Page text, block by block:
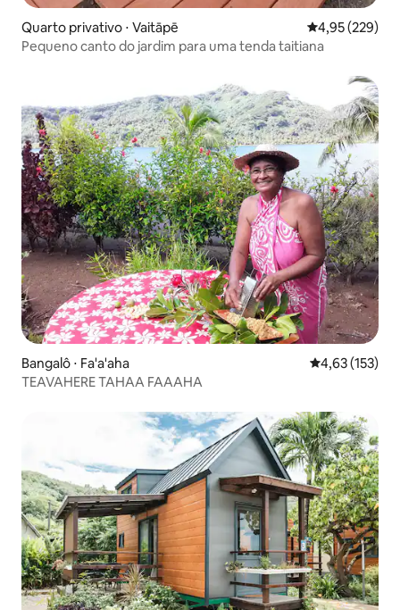
Quarto privativo ⋅ Vaitāpē 4,95 de uma
4,95 (229)
Pequeno canto do jardim para uma tenda taitiana
Bangalô ⋅ Fa'a'aha 4,63 de uma
4,63 (153)
TEAVAHERE TAHAA FAAAHA